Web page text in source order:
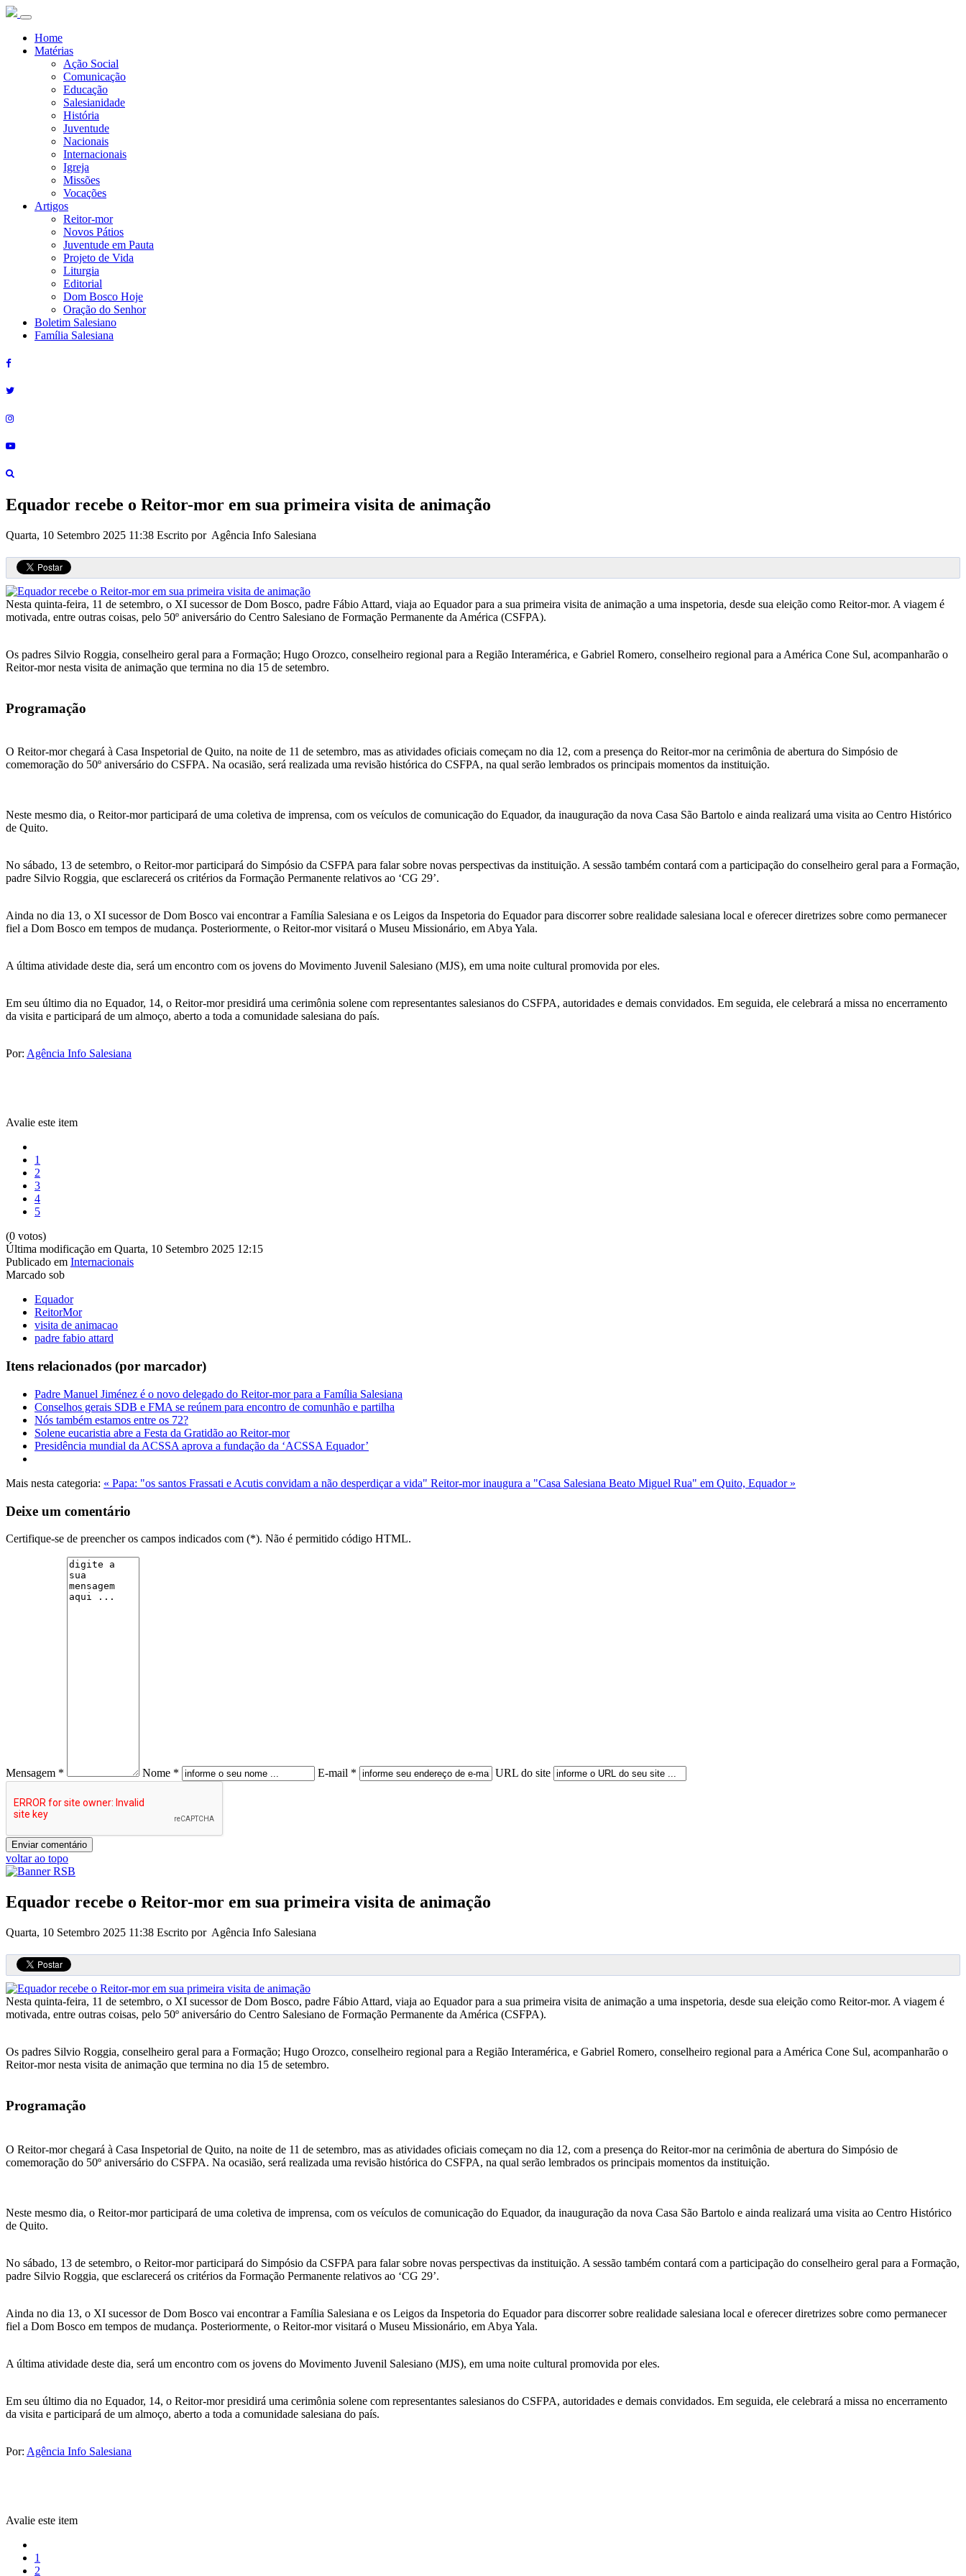
Home
Matérias
Ação Social
Comunicação
Educação
Salesianidade
História
Juventude
Nacionais
Internacionais
Igreja
Missões
Vocações
Artigos
Reitor-mor
Novos Pátios
Juventude em Pauta
Projeto de Vida
Liturgia
Editorial
Dom Bosco Hoje
Oração do Senhor
Boletim Salesiano
Família Salesiana
Equador recebe o Reitor-mor em sua primeira visita de animação
Quarta, 10 Setembro 2025 11:38 Escrito por Agência Info Salesiana
Nesta quinta-feira, 11 de setembro, o XI sucessor de Dom Bosco, padre Fábio Attard, viaja ao Equador para a sua primeira visita de animação a uma inspetoria, desde sua eleição como Reitor-mor. A viagem é
motivada, entre outras coisas, pelo 50º aniversário do Centro Salesiano de Formação Permanente da América (CSFPA).
Os padres Silvio Roggia, conselheiro geral para a Formação; Hugo Orozco, conselheiro regional para a Região Interamérica, e Gabriel Romero, conselheiro regional para a América Cone Sul, acompanharão o
Reitor-mor nesta visita de animação que termina no dia 15 de setembro.
Programação
O Reitor-mor chegará à Casa Inspetorial de Quito, na noite de 11 de setembro, mas as atividades oficiais começam no dia 12, com a presença do Reitor-mor na cerimônia de abertura do Simpósio de
comemoração do 50º aniversário do CSFPA. Na ocasião, será realizada uma revisão histórica do CSFPA, na qual serão lembrados os principais momentos da instituição.
Neste mesmo dia, o Reitor-mor participará de uma coletiva de imprensa, com os veículos de comunicação do Equador, da inauguração da nova Casa São Bartolo e ainda realizará uma visita ao Centro Histórico
de Quito.
No sábado, 13 de setembro, o Reitor-mor participará do Simpósio da CSFPA para falar sobre novas perspectivas da instituição. A sessão também contará com a participação do conselheiro geral para a Formação,
padre Silvio Roggia, que esclarecerá os critérios da Formação Permanente relativos ao ‘CG 29’.
Ainda no dia 13, o XI sucessor de Dom Bosco vai encontrar a Família Salesiana e os Leigos da Inspetoria do Equador para discorrer sobre realidade salesiana local e oferecer diretrizes sobre como permanecer
fiel a Dom Bosco em tempos de mudança. Posteriormente, o Reitor-mor visitará o Museu Missionário, em Abya Yala.
A última atividade deste dia, será um encontro com os jovens do Movimento Juvenil Salesiano (MJS), em uma noite cultural promovida por eles.
Em seu último dia no Equador, 14, o Reitor-mor presidirá uma cerimônia solene com representantes salesianos do CSFPA, autoridades e demais convidados. Em seguida, ele celebrará a missa no encerramento
da visita e participará de um almoço, aberto a toda a comunidade salesiana do país.
Por: Agência Info Salesiana
Avalie este item
1
2
3
4
5
(0 votos)
Última modificação em Quarta, 10 Setembro 2025 12:15
Publicado em Internacionais
Marcado sob
Equador
ReitorMor
visita de animacao
padre fabio attard
Itens relacionados (por marcador)
Padre Manuel Jiménez é o novo delegado do Reitor-mor para a Família Salesiana
Conselhos gerais SDB e FMA se reúnem para encontro de comunhão e partilha
Nós também estamos entre os 72?
Solene eucaristia abre a Festa da Gratidão ao Reitor-mor
Presidência mundial da ACSSA aprova a fundação da ‘ACSSA Equador’
Mais nesta categoria: « Papa: "os santos Frassati e Acutis convidam a não desperdiçar a vida" Reitor-mor inaugura a "Casa Salesiana Beato Miguel Rua" em Quito, Equador »
Deixe um comentário
Certifique-se de preencher os campos indicados com (*). Não é permitido código HTML.
Mensagem * Nome * E-mail * URL do site
voltar ao topo
Equador recebe o Reitor-mor em sua primeira visita de animação
Quarta, 10 Setembro 2025 11:38 Escrito por Agência Info Salesiana
Nesta quinta-feira, 11 de setembro, o XI sucessor de Dom Bosco, padre Fábio Attard, viaja ao Equador para a sua primeira visita de animação a uma inspetoria, desde sua eleição como Reitor-mor. A viagem é
motivada, entre outras coisas, pelo 50º aniversário do Centro Salesiano de Formação Permanente da América (CSFPA).
Os padres Silvio Roggia, conselheiro geral para a Formação; Hugo Orozco, conselheiro regional para a Região Interamérica, e Gabriel Romero, conselheiro regional para a América Cone Sul, acompanharão o
Reitor-mor nesta visita de animação que termina no dia 15 de setembro.
Programação
O Reitor-mor chegará à Casa Inspetorial de Quito, na noite de 11 de setembro, mas as atividades oficiais começam no dia 12, com a presença do Reitor-mor na cerimônia de abertura do Simpósio de
comemoração do 50º aniversário do CSFPA. Na ocasião, será realizada uma revisão histórica do CSFPA, na qual serão lembrados os principais momentos da instituição.
Neste mesmo dia, o Reitor-mor participará de uma coletiva de imprensa, com os veículos de comunicação do Equador, da inauguração da nova Casa São Bartolo e ainda realizará uma visita ao Centro Histórico
de Quito.
No sábado, 13 de setembro, o Reitor-mor participará do Simpósio da CSFPA para falar sobre novas perspectivas da instituição. A sessão também contará com a participação do conselheiro geral para a Formação,
padre Silvio Roggia, que esclarecerá os critérios da Formação Permanente relativos ao ‘CG 29’.
Ainda no dia 13, o XI sucessor de Dom Bosco vai encontrar a Família Salesiana e os Leigos da Inspetoria do Equador para discorrer sobre realidade salesiana local e oferecer diretrizes sobre como permanecer
fiel a Dom Bosco em tempos de mudança. Posteriormente, o Reitor-mor visitará o Museu Missionário, em Abya Yala.
A última atividade deste dia, será um encontro com os jovens do Movimento Juvenil Salesiano (MJS), em uma noite cultural promovida por eles.
Em seu último dia no Equador, 14, o Reitor-mor presidirá uma cerimônia solene com representantes salesianos do CSFPA, autoridades e demais convidados. Em seguida, ele celebrará a missa no encerramento
da visita e participará de um almoço, aberto a toda a comunidade salesiana do país.
Por: Agência Info Salesiana
Avalie este item
1
2